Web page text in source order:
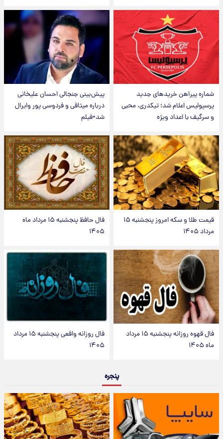
شماره پیراهن خریدهای جدید
پرسپولیس اعلام شد؛ تیکدری، محبی
و سرگیف با اعداد ویژه
پیش‌بینی جنجالی احسان علیخانی
درباره میثاقی و فردوسی پور وایرال
شد+فیلم
قیمت طلا و سکه امروز پنجشنبه ۱۵
مرداد ۱۴۰۵
فال حافظ پنجشنبه ۱۵ مرداد ماه
۱۴۰۵
فال قهوه روزانه پنجشنبه ۱۵ مرداد
ماه ۱۴۰۵
فال روزانه واقعی پنجشنبه ۱۵ مرداد
۱۴۰۵
پنجره